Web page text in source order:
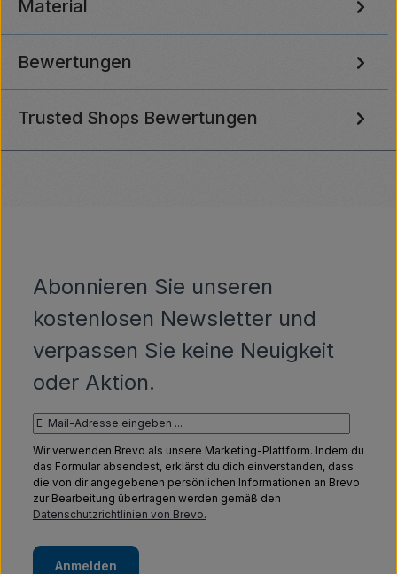
Material
Bewertungen
Trusted Shops Bewertungen
Abonnieren Sie unseren
kostenlosen Newsletter und
verpassen Sie keine Neuigkeit
oder Aktion.
Wir verwenden Brevo als unsere Marketing-Plattform. Indem du
das Formular absendest, erklärst du dich einverstanden, dass
die von dir angegebenen persönlichen Informationen an Brevo
zur Bearbeitung übertragen werden gemäß den
Datenschutzrichtlinien von Brevo.
Anmelden